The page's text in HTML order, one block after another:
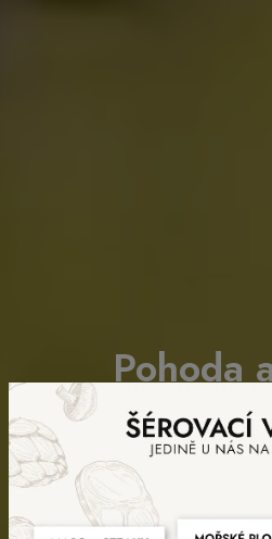
Pohoda
uprostřed
VYBERTE SI